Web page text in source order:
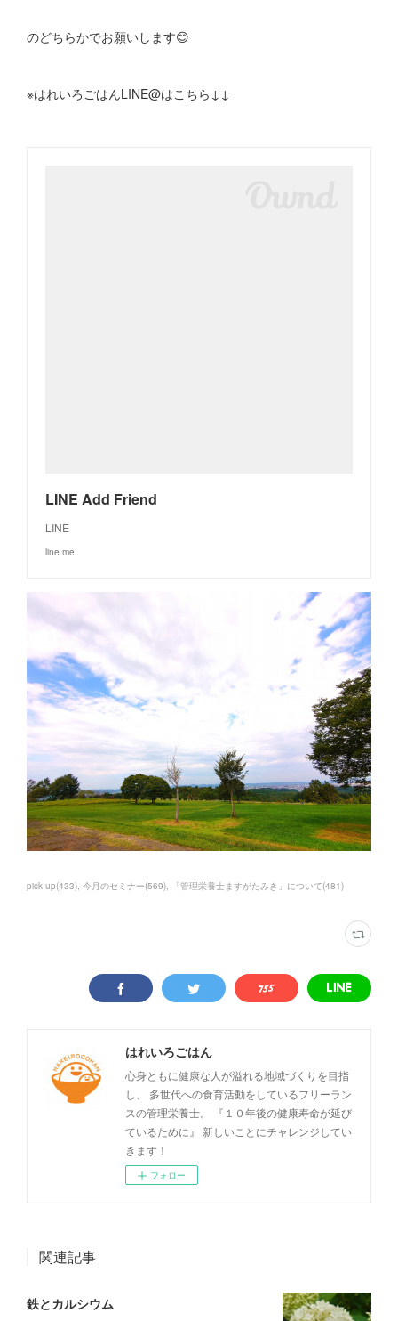
のどちらかでお願いします😊
※はれいろごはんLINE@はこちら↓↓
LINE Add Friend
LINE
line.me
pick up(433) 今月のセミナー(569) 「管理栄養士ますがたみき」について(481)
はれいろごはん
心身ともに健康な人が溢れる地域づくりを目指
し、 多世代への食育活動をしているフリーラン
スの管理栄養士。 『１０年後の健康寿命が延び
ているために』 新しいことにチャレンジしてい
きます！
フォロー
関連記事
鉄とカルシウム